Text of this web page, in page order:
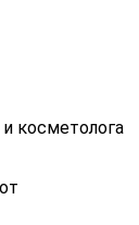
косметолога